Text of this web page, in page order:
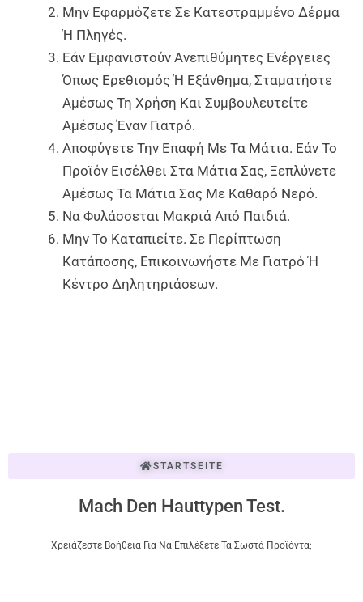
Μην Εφαρμόζετε Σε Κατεστραμμένο Δέρμα
Ή Πληγές.
Εάν Εμφανιστούν Ανεπιθύμητες Ενέργειες
Όπως Ερεθισμός Ή Εξάνθημα, Σταματήστε
Αμέσως Τη Χρήση Και Συμβουλευτείτε
Αμέσως Έναν Γιατρό.
Αποφύγετε Την Επαφή Με Τα Μάτια. Εάν Το
Προϊόν Εισέλθει Στα Μάτια Σας, Ξεπλύνετε
Αμέσως Τα Μάτια Σας Με Καθαρό Νερό.
Να Φυλάσσεται Μακριά Από Παιδιά.
Μην Το Καταπιείτε. Σε Περίπτωση
Κατάποσης, Επικοινωνήστε Με Γιατρό Ή
Κέντρο Δηλητηριάσεων.
STARTSEITE
Mach Den Hauttypen Test.
Χρειάζεστε Βοήθεια Για Να Επιλέξετε Τα Σωστά Προϊόντα;